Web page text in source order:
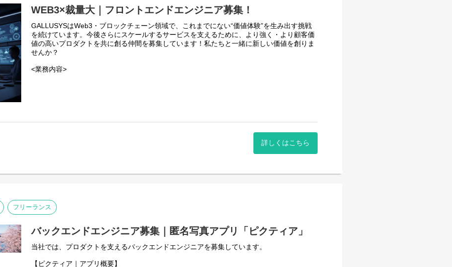
WEB3×裁量大｜フロントエンドエンジニア募集！
GALLUSYSはWeb3・ブロックチェーン領域で、これまでにない“価値体験”を生み出す挑戦
を続けています。今後さらにスケールするサービスを支えるために、より強く・より顧客価
値の高いプロダクトを共に創る仲間を募集しています！私たちと一緒に新しい価値を創りま
せんか？
<業務内容>
・ユーザーが安心・安全に利用できる、直感的で効率的なUI/UXの設計・改善。
詳しくはこちら
フリーランス
バックエンドエンジニア募集｜匿名写真アプリ「ピクティア」
当社では、プロダクトを支えるバックエンドエンジニアを募集しています。
【ピクティア｜アプリ概要】